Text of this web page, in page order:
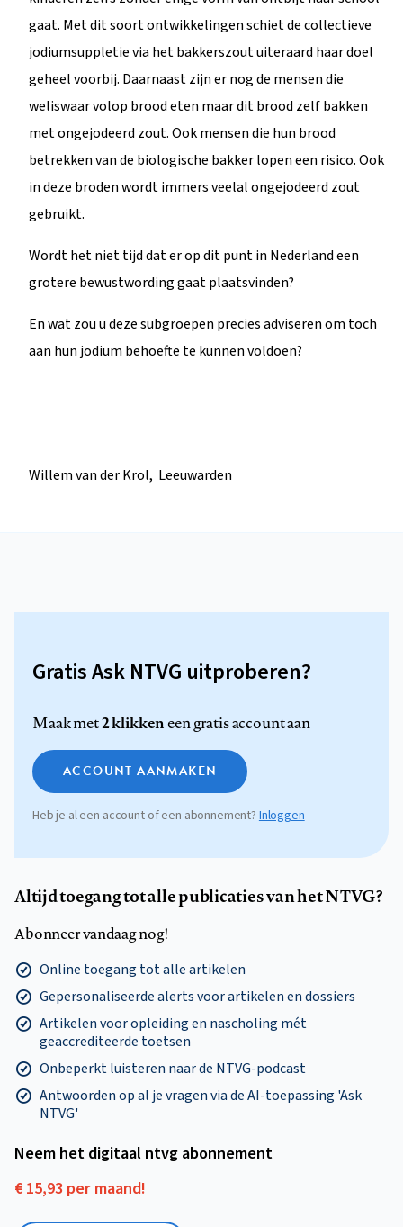
gaat. Met dit soort ontwikkelingen schiet de collectieve
jodiumsuppletie via het bakkerszout uiteraard haar doel
geheel voorbij. Daarnaast zijn er nog de mensen die
weliswaar volop brood eten maar dit brood zelf bakken
met ongejodeerd zout. Ook mensen die hun brood
betrekken van de biologische bakker lopen een risico. Ook
in deze broden wordt immers veelal ongejodeerd zout
gebruikt.
Wordt het niet tijd dat er op dit punt in Nederland een
grotere bewustwording gaat plaatsvinden?
En wat zou u deze subgroepen precies adviseren om toch
aan hun jodium behoefte te kunnen voldoen?
Willem van der Krol, Leeuwarden
Gratis Ask NTVG uitproberen?
Maak met2 klikkeneen gratis account aan
ACCOUNT AANMAKEN
Heb je al een account of een abonnement? Inloggen
Altijd toegang tot alle publicaties van het NTVG?
Abonneer vandaag nog!
Online toegang tot alle artikelen
Gepersonaliseerde alerts voor artikelen en dossiers
Artikelen voor opleiding en nascholing mét
geaccrediteerde toetsen
Onbeperkt luisteren naar de NTVG-podcast
Antwoorden op al je vragen via de AI-toepassing 'Ask
NTVG'
Neem het digitaal ntvg abonnement
€ 15,93 per maand!